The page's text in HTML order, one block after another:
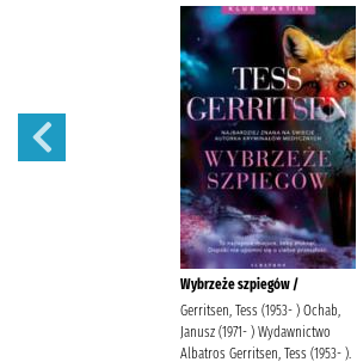
Wybrzeże szpiegów /
Gerritsen, Tess (1953- ) Ochab,
Janusz (1971- ) Wydawnictwo
Albatros Gerritsen, Tess (1953- ).